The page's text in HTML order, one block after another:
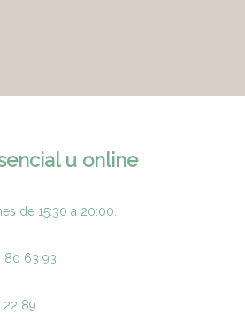
u online
de 15:30 a 20:00.
80 63 93
22 89